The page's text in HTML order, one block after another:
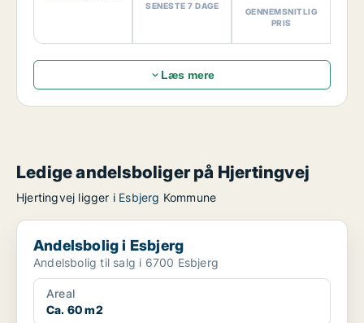
SENESTE 7 DAGE
GENNEMSNITLIG
PRIS
Læs mere
Ledige andelsboliger på Hjertingvej
Hjertingvej ligger i Esbjerg Kommune
Andelsbolig i Esbjerg
Andelsbolig i Esbjerg
Andelsbolig til salg i 6700 Esbjerg
Areal
Ca. 60 m2